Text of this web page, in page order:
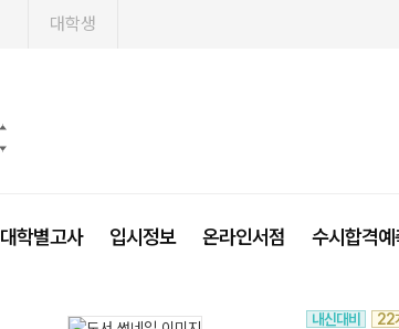
대학생
대학별고사 입시정보 온라인서점 수시합격예
내신대비 22